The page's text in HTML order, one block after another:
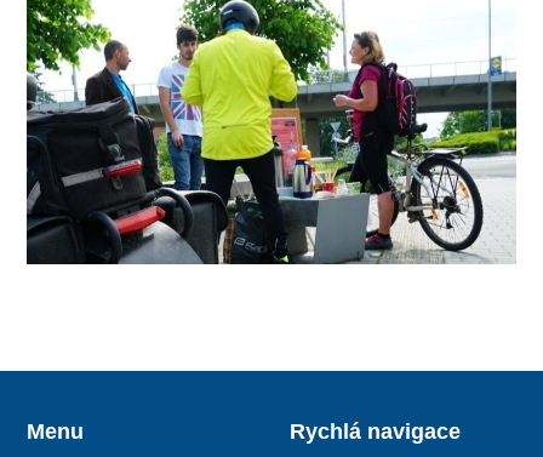
Menu Rychlá navigace